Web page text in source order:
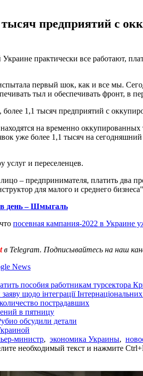
предприятий с
практически все работают,
первый шок, как и все мы.
тыл и обеспечивать фронт, в
более 1,1 тысяч предприятий с
на временно
уже более 1,1 тысяч на
услуг и переселенцев.
– предпринимателя, платить два
для малого и среднего
в день – Шмыгаль
посевная кампания-2022 в Украине
в Telegram. Подписывайтесь на наш
News
пособия работникам турсектора
щодо інтеграції Інтернаціональних
пострадавших
в пятницу
обсудили детали
министр, экономика Украины,
необходимый текст и нажмите